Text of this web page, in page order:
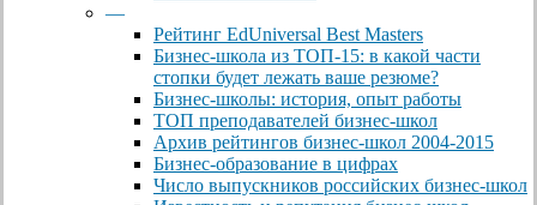
—
Рейтинг EdUniversal Best Masters
Бизнес-школа из ТОП-15: в какой части
стопки будет лежать ваше резюме?
Бизнес-школы: история, опыт работы
ТОП преподавателей бизнес-школ
Архив рейтингов бизнес-школ 2004-2015
Бизнес-образование в цифрах
Число выпускников российских бизнес-школ